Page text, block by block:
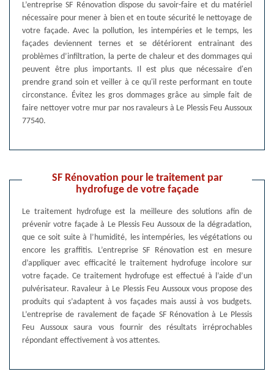
L’entreprise SF Rénovation dispose du savoir-faire et du matériel
nécessaire pour mener à bien et en toute sécurité le nettoyage de
votre façade. Avec la pollution, les intempéries et le temps, les
façades deviennent ternes et se détériorent entrainant des
problèmes d’infiltration, la perte de chaleur et des dommages qui
peuvent être plus importants. Il est plus que nécessaire d'en
prendre grand soin et veiller à ce qu'il reste performant en toute
circonstance. Évitez les gros dommages grâce au simple fait de
faire nettoyer votre mur par nos ravaleurs à Le Plessis Feu Aussoux
77540.
SF Rénovation pour le traitement par
hydrofuge de votre façade
Le traitement hydrofuge est la meilleure des solutions afin de
prévenir votre façade à Le Plessis Feu Aussoux de la dégradation,
que ce soit suite à l’humidité, les intempéries, les végétations ou
encore les graffitis. L’entreprise SF Rénovation est en mesure
d’appliquer avec efficacité le traitement hydrofuge incolore sur
votre façade. Ce traitement hydrofuge est effectué à l’aide d’un
pulvérisateur. Ravaleur à Le Plessis Feu Aussoux vous propose des
produits qui s’adaptent à vos façades mais aussi à vos budgets.
L’entreprise de ravalement de façade SF Rénovation à Le Plessis
Feu Aussoux saura vous fournir des résultats irréprochables
répondant effectivement à vos attentes.